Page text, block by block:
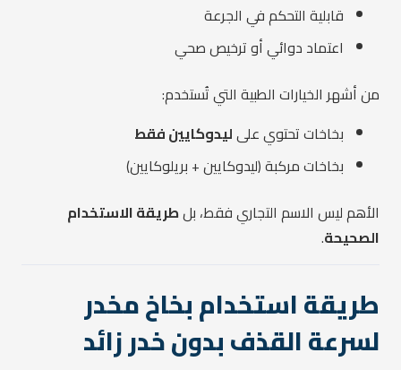
قابلية التحكم في الجرعة
اعتماد دوائي أو ترخيص صحي
من أشهر الخيارات الطبية التي تُستخدم:
بخاخات تحتوي علىليدوكايين فقط
بخاخات مركبة (ليدوكايين + بريلوكايين)
الأهم ليس الاسم التجاري فقط، بلطريقة الاستخدام
الصحيحة.
طريقة استخدام بخاخ مخدر
لسرعة القذف بدون خدر زائد